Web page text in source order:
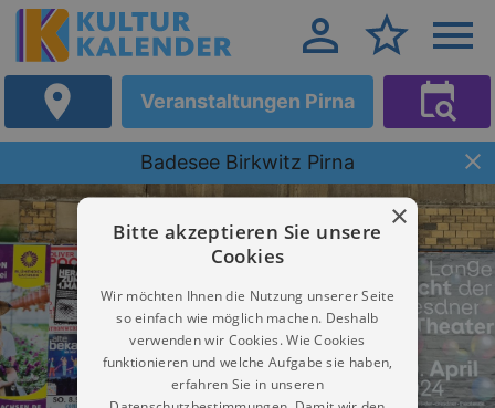
Veranstaltungen Pirna
Badesee Birkwitz Pirna
×
Bitte akzeptieren Sie unsere
Cookies
Wir möchten Ihnen die Nutzung unserer Seite
so einfach wie möglich machen. Deshalb
verwenden wir Cookies. Wie Cookies
funktionieren und welche Aufgabe sie haben,
erfahren Sie in unseren